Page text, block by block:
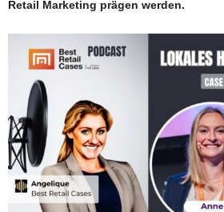
Retail Marketing prägen werden.